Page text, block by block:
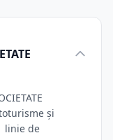
și
linie de